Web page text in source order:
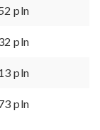
pln
pln
pln
pln